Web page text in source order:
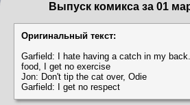
Выпуск комикса за 01
Оригинальный текст:
Garfield: I hate having a catch in my
food, I get no exercise
Jon: Don't tip the cat over, Odie
Garfield: I get no respect